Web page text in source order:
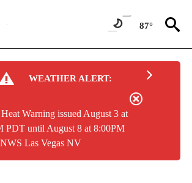
87°
WEATHER ALERT:
Warning issued August 3 at
PDT until August 8 at 8:00PM
Las Vegas NV